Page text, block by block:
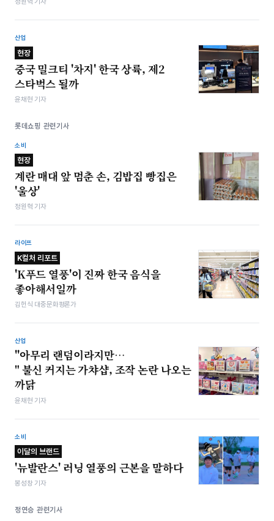
산업
현장
중국 밀크티 '차지' 한국 상륙, 제2
스타벅스 될까
윤채현 기자
롯데쇼핑 관련기사
소비
현장
계란 매대 앞 멈춘 손, 김밥집 빵집은
'울상'
정원혁 기자
라이프
K컬처 리포트
'K푸드 열풍'이 진짜 한국 음식을
좋아해서일까
김헌식 대중문화평론가
산업
"아무리 랜덤이라지만…
" 불신 커지는 가챠샵, 조작 논란 나오는
까닭
윤채현 기자
소비
이달의 브랜드
'뉴발란스' 러닝 열풍의 근본을 말하다
봉성창 기자
정연승 관련기사